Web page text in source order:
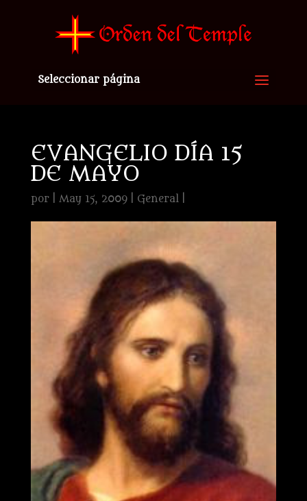
Seleccionar página
EVANGELIO DÍA 15
DE MAYO
por May 15, 2009| General|